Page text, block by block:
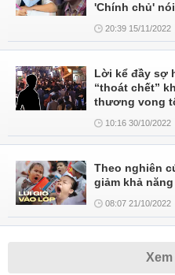
'Chính chủ'
20:39 15/11/2022
Lời kể đầy sợ
“thoát chết”
thương vong
10:16 30/10/2022
Theo nghiên
giảm khả
08:07 21/10/2022